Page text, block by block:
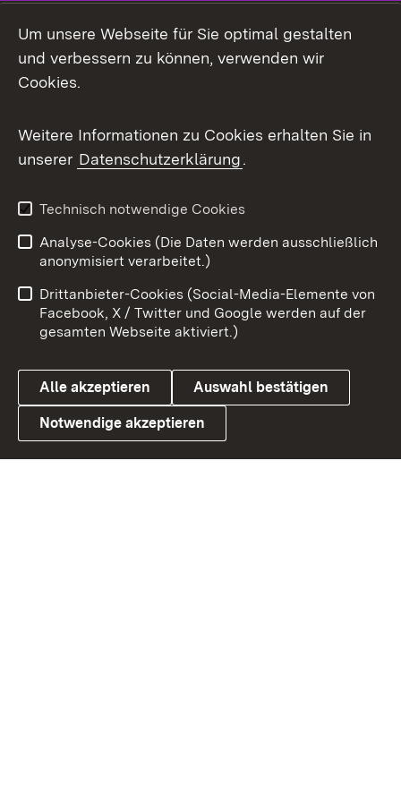
Facebook
X / Twitter
Youtube
Link zum Landesportal
Impressum
Kontakt
Barrierefreiheit
Datenschutz
Cookies
Um unsere Webseite für Sie optimal gestalten
und verbessern zu können, verwenden wir
Cookies.
Weitere Informationen zu Cookies erhalten Sie in
unserer Datenschutzerklärung.
Technisch notwendige Cookies
Analyse-Cookies (Die Daten werden ausschließlich
anonymisiert verarbeitet.)
Drittanbieter-Cookies (Social-Media-Elemente von
Facebook, X / Twitter und Google werden auf der
gesamten Webseite aktiviert.)
Alle akzeptieren Auswahl bestätigen
Notwendige akzeptieren